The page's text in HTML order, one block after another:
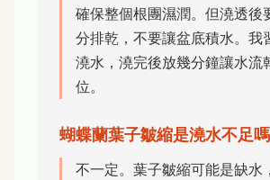
確保整個根團濕潤。但澆透後
分排乾，不要讓盆底積水。我
澆水，澆完後放幾分鐘讓水流
位。
蝴蝶蘭葉子皺縮是澆水不足嗎
不一定。葉子皺縮可能是缺水